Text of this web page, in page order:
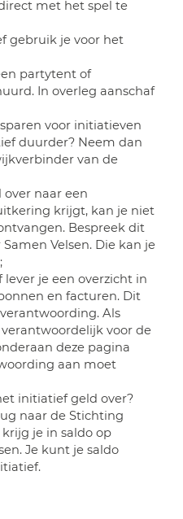
met het spel te
gebruik je voor het
partytent of
In overleg aanschaf
voor initiatieven
duurder? Neem dan
van de
naar een
krijgt, kan je niet
Bespreek dit
Velsen. Die kan je
je een overzicht in
en facturen. Dit
Als
voor de
deze pagina
aan moet
initiatief geld over?
naar de Stichting
je in saldo op
Je kunt je saldo